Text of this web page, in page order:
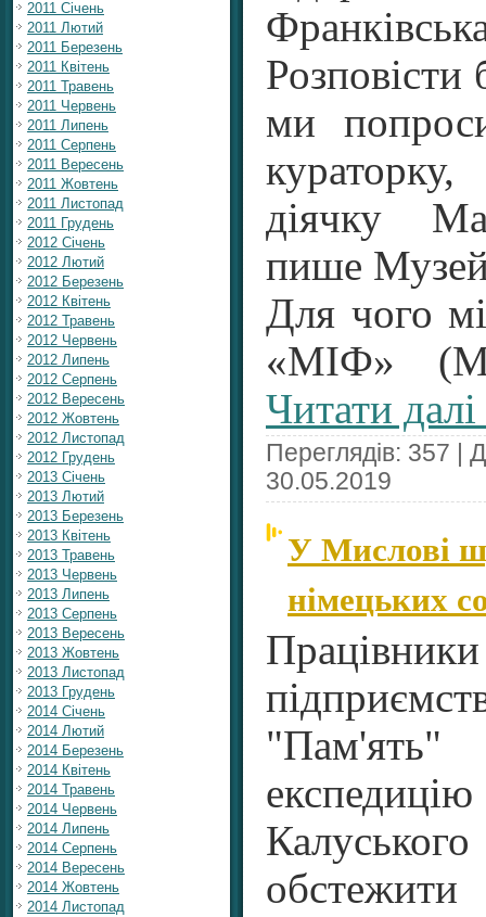
2011 Січень
2011 Лютий
2011 Березень
2011 Квітень
2011 Травень
2011 Червень
2011 Липень
2011 Серпень
2011 Вересень
2011 Жовтень
2011 Листопад
2011 Грудень
2012 Січень
2012 Лютий
2012 Березень
2012 Квітень
2012 Травень
2012 Червень
2012 Липень
2012 Серпень
2012 Вересень
2012 Жовтень
2012 Листопад
2012 Грудень
2013 Січень
2013 Лютий
2013 Березень
2013 Квітень
2013 Травень
2013 Червень
2013 Липень
2013 Серпень
2013 Вересень
2013 Жовтень
2013 Листопад
2013 Грудень
2014 Січень
2014 Лютий
2014 Березень
2014 Квітень
2014 Травень
2014 Червень
2014 Липень
2014 Серпень
2014 Вересень
2014 Жовтень
2014 Листопад
ми
діячку
пише
Для чого
«МІФ»
Читати
Переглядів: 357 |
30.05.2019
У Мислові
німецьких